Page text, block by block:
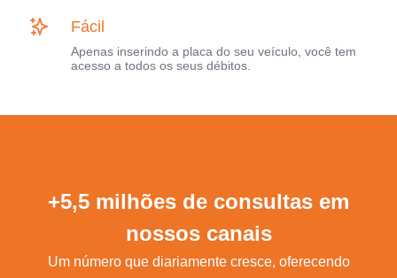
Fácil
Apenas inserindo a placa do seu veículo, você tem
acesso a todos os seus débitos.
+5,5 milhões de consultas em
nossos canais
Um número que diariamente cresce, oferecendo